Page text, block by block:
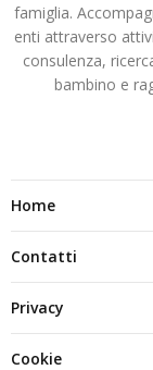
famiglia.
enti attraverso
consulenza,
bambino e
Home
Contatti
Privacy
Cookie